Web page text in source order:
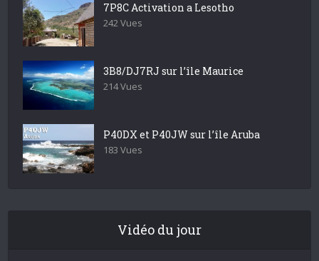
7P8C Activation a Lesotho
242 Vues
3B8/DJ7RJ sur l’île Maurice
214 Vues
P40DX et P40JW sur l’île Aruba
183 Vues
Vidéo du jour